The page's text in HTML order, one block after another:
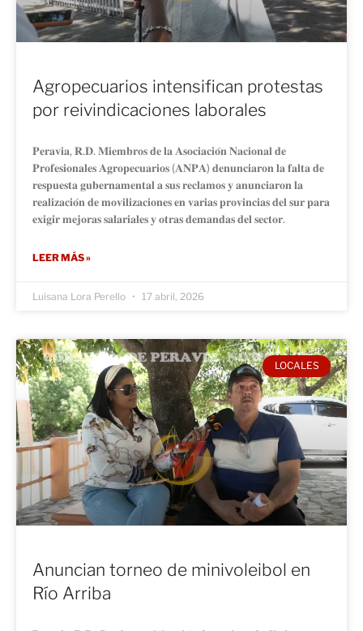
Agropecuarios intensifican protestas
por reivindicaciones laborales
𝐏𝐞𝐫𝐚𝐯𝐢𝐚, 𝐑.𝐃. 𝐌𝐢𝐞𝐦𝐛𝐫𝐨𝐬 𝐝𝐞 𝐥𝐚 𝐀𝐬𝐨𝐜𝐢𝐚𝐜𝐢𝐨́𝐧 𝐍𝐚𝐜𝐢𝐨𝐧𝐚𝐥 𝐝𝐞
𝐏𝐫𝐨𝐟𝐞𝐬𝐢𝐨𝐧𝐚𝐥𝐞𝐬 𝐀𝐠𝐫𝐨𝐩𝐞𝐜𝐮𝐚𝐫𝐢𝐨𝐬 (𝐀𝐍𝐏𝐀) 𝐝𝐞𝐧𝐮𝐧𝐜𝐢𝐚𝐫𝐨𝐧 𝐥𝐚 𝐟𝐚𝐥𝐭𝐚 𝐝𝐞
𝐫𝐞𝐬𝐩𝐮𝐞𝐬𝐭𝐚 𝐠𝐮𝐛𝐞𝐫𝐧𝐚𝐦𝐞𝐧𝐭𝐚𝐥 𝐚 𝐬𝐮𝐬 𝐫𝐞𝐜𝐥𝐚𝐦𝐨𝐬 𝐲 𝐚𝐧𝐮𝐧𝐜𝐢𝐚𝐫𝐨𝐧 𝐥𝐚
𝐫𝐞𝐚𝐥𝐢𝐳𝐚𝐜𝐢𝐨́𝐧 𝐝𝐞 𝐦𝐨𝐯𝐢𝐥𝐢𝐳𝐚𝐜𝐢𝐨𝐧𝐞𝐬 𝐞𝐧 𝐯𝐚𝐫𝐢𝐚𝐬 𝐩𝐫𝐨𝐯𝐢𝐧𝐜𝐢𝐚𝐬 𝐝𝐞𝐥 𝐬𝐮𝐫 𝐩𝐚𝐫𝐚
𝐞𝐱𝐢𝐠𝐢𝐫 𝐦𝐞𝐣𝐨𝐫𝐚𝐬 𝐬𝐚𝐥𝐚𝐫𝐢𝐚𝐥𝐞𝐬 𝐲 𝐨𝐭𝐫𝐚𝐬 𝐝𝐞𝐦𝐚𝐧𝐝𝐚𝐬 𝐝𝐞𝐥 𝐬𝐞𝐜𝐭𝐨𝐫.
LEER MÁS »
Luisana Lora Perello 17 abril, 2026
LOCALES
Anuncian torneo de minivoleibol en
Río Arriba